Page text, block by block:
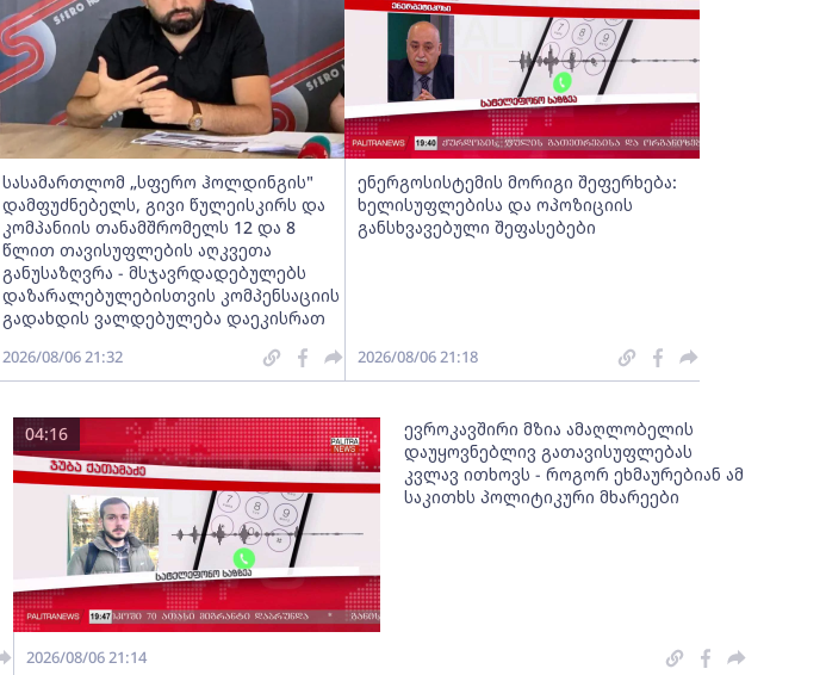
სასამართლომ „სფერო ჰოლდინგის"
დამფუძნებელს, გივი წულეისკირს და
კომპანიის თანამშრომელს 12 და 8
წლით თავისუფლების აღკვეთა
განუსაზღვრა - მსჯავრდადებულებს
დაზარალებულებისთვის კომპენსაციის
გადახდის ვალდებულება დაეკისრათ
2026/08/06 21:32
ენერგოსისტემის მორიგი შეფერხება:
ხელისუფლებისა და ოპოზიციის
განსხვავებული შეფასებები
2026/08/06 21:18
ევროკავშირი მზია ამაღლობელის
დაუყოვნებლივ გათავისუფლებას
კვლავ ითხოვს - როგორ ეხმაურებიან ამ
საკითხს პოლიტიკური მხარეები
04:16
2026/08/06 21:14